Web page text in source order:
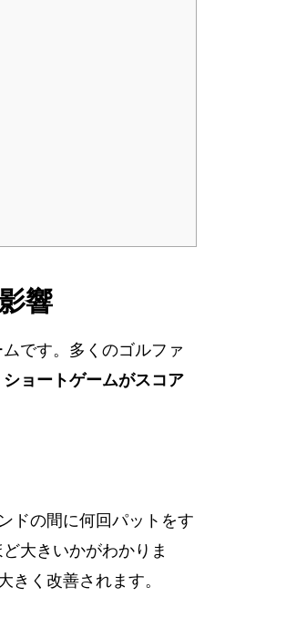
響
です。多くのゴルファ
ショートゲームがスコア
ドの間に何回パットをす
大きいかがわかりま
きく改善されます。